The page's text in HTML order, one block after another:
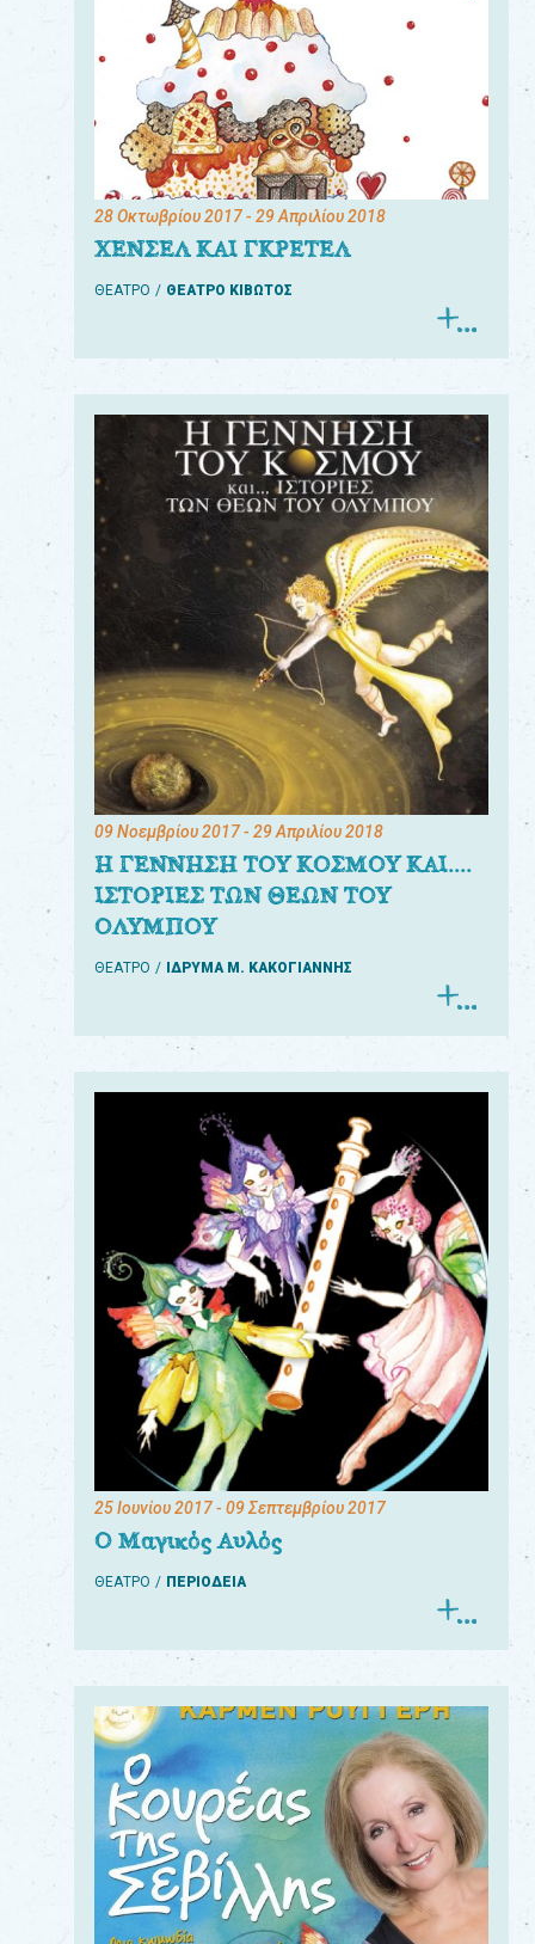
28 Οκτωβρίου 2017- 29 Απριλίου 2018
ΧΕΝΣΕΛ ΚΑΙ ΓΚΡΕΤΕΛ
ΘΕΑΤΡΟ ΘΕΑΤΡΟ ΚΙΒΩΤΟΣ
09 Νοεμβρίου 2017- 29 Απριλίου 2018
Η ΓΕΝΝΗΣΗ ΤΟΥ ΚΟΣΜΟΥ ΚΑΙ....
ΙΣΤΟΡΙΕΣ ΤΩΝ ΘΕΩΝ ΤΟΥ
ΟΛΥΜΠΟΥ
ΘΕΑΤΡΟ ΙΔΡΥΜΑ Μ. ΚΑΚΟΓΙΑΝΝΗΣ
25 Ιουνίου 2017- 09 Σεπτεμβρίου 2017
Ο Μαγικός Αυλός
ΘΕΑΤΡΟ ΠΕΡΙΟΔΕΙΑ